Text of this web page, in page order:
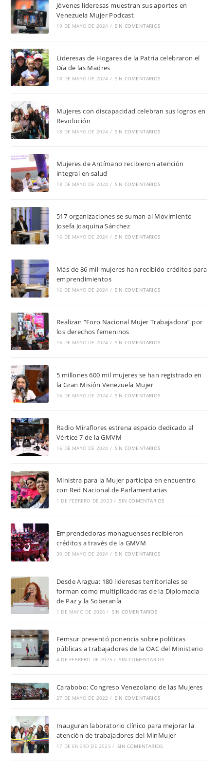
Jóvenes lideresas muestran sus aportes en
Venezuela Mujer Podcast
19 DE MAYO DE 2024 / SIN COMENTARIOS
Lideresas de Hogares de la Patria celebraron el
Día de las Madres
18 DE MAYO DE 2024 / SIN COMENTARIOS
Mujeres con discapacidad celebran sus logros en
Revolución
18 DE MAYO DE 2024 / SIN COMENTARIOS
Mujeres de Antímano recibieron atención
integral en salud
18 DE MAYO DE 2024 / SIN COMENTARIOS
517 organizaciones se suman al Movimiento
Josefa Joaquina Sánchez
16 DE MAYO DE 2024 / SIN COMENTARIOS
Más de 86 mil mujeres han recibido créditos para
emprendimientos
16 DE MAYO DE 2024 / SIN COMENTARIOS
Realizan “Foro Nacional Mujer Trabajadora” por
los derechos femeninos
16 DE MAYO DE 2024 / SIN COMENTARIOS
5 millones 600 mil mujeres se han registrado en
la Gran Misión Venezuela Mujer
16 DE MAYO DE 2024 / SIN COMENTARIOS
Radio Miraflores estrena espacio dedicado al
Vértice 7 de la GMVM
16 DE MAYO DE 2024 / SIN COMENTARIOS
Ministra para la Mujer participa en encuentro
con Red Nacional de Parlamentarias
1 DE FEBRERO DE 2023 / SIN COMENTARIOS
Emprendedoras monaguenses recibieron
créditos a través de la GMVM
30 DE MAYO DE 2024 / SIN COMENTARIOS
Desde Aragua: 180 lideresas territoriales se
forman como multiplicadoras de la Diplomacia
de Paz y la Soberanía
1 DE MAYO DE 2026 / SIN COMENTARIOS
Femsur presentó ponencia sobre políticas
públicas a trabajadores de la OAC del Ministerio
4 DE FEBRERO DE 2025 / SIN COMENTARIOS
Carabobo: Congreso Venezolano de las Mujeres
27 DE MAYO DE 2022 / SIN COMENTARIOS
Inauguran laboratorio clínico para mejorar la
atención de trabajadores del MinMujer
17 DE ENERO DE 2025 / SIN COMENTARIOS